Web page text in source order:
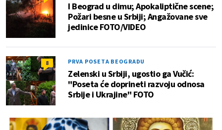
I Beograd u dimu; Apokaliptične scene;
Požari besne u Srbiji; Angažovane sve
jedinice FOTO/VIDEO
8 PRVA POSETA BEOGRADU
Zelenski u Srbiji, ugostio ga Vučić:
"Poseta će doprineti razvoju odnosa
Srbije i Ukrajine" FOTO